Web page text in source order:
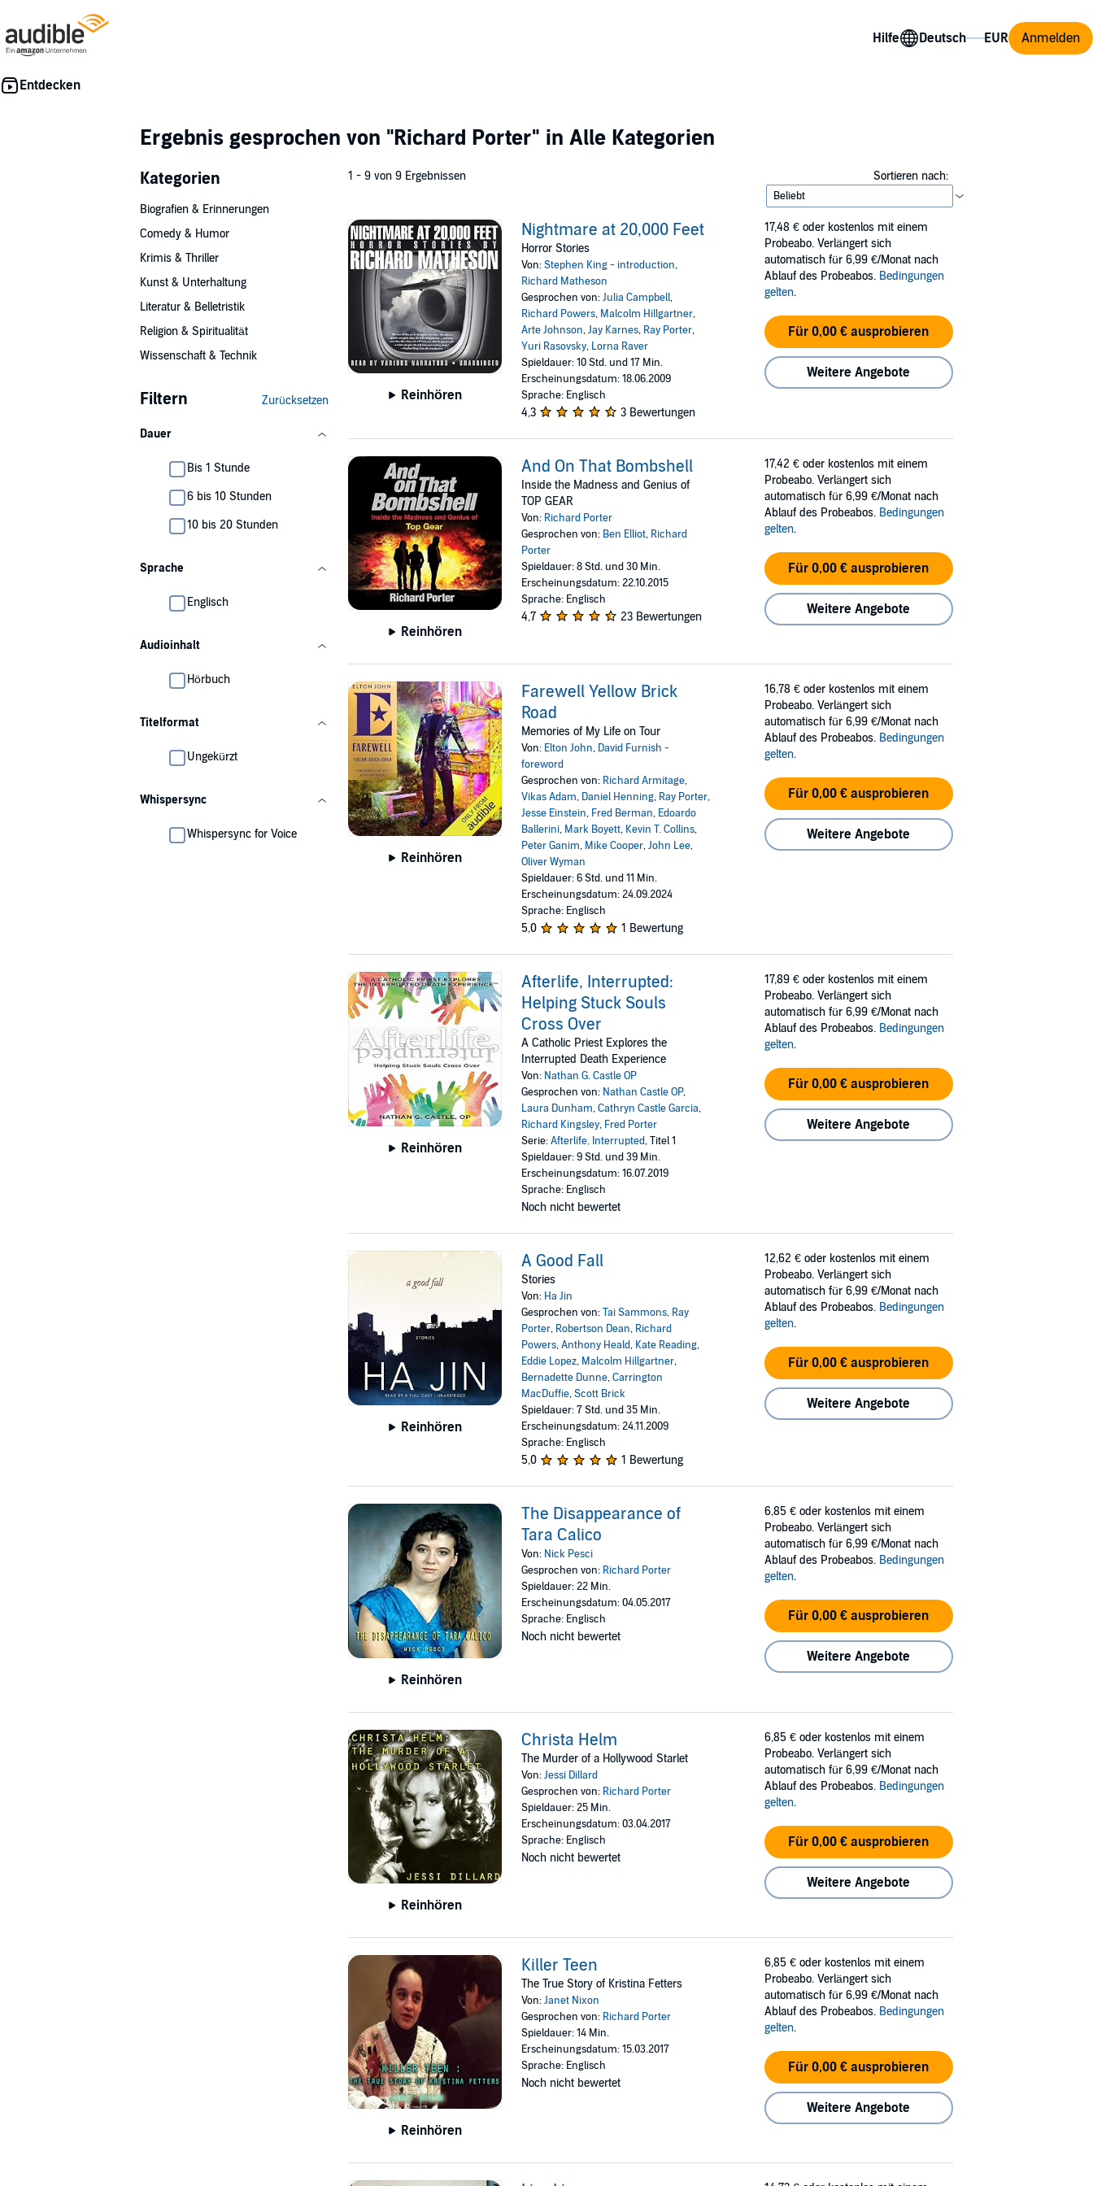
Hilfe Anmelden
Ergebnis gesprochen von "Richard Porter" in Alle Kategorien
Kategorien
Biografien & Erinnerungen
Comedy & Humor
Krimis & Thriller
Kunst & Unterhaltung
Literatur & Belletristik
Religion & Spiritualität
Wissenschaft & Technik
Filtern Zurücksetzen
Dauer
Bis 1 Stunde
6 bis 10 Stunden
10 bis 20 Stunden
Sprache
Englisch
Audioinhalt
Hörbuch
Titelformat
Ungekürzt
Whispersync
Whispersync for Voice
1 - 9 von 9 Ergebnissen Sortieren nach:
Reinhören
Nightmare at 20,000 Feet
Horror Stories
Von:Stephen King - introduction,
Richard Matheson
Gesprochen von:Julia Campbell,
Richard Powers, Malcolm Hillgartner,
Arte Johnson,Jay Karnes, Ray Porter,
Yuri Rasovsky, Lorna Raver
Spieldauer: 10 Std. und 17 Min.
Erscheinungsdatum: 18.06.2009
Sprache: Englisch
4,3 3 Bewertungen
17,48 € oder kostenlos mit einem
Probeabo. Verlängert sich
automatisch für 6,99 €/Monat nach
Ablauf des Probeabos. Bedingungen
gelten.
Für 0,00 € ausprobieren
Weitere Angebote
Reinhören
And On That Bombshell
Inside the Madness and Genius of
TOP GEAR
Von: Richard Porter
Gesprochen von: Ben Elliot, Richard
Porter
Spieldauer: 8 Std. und 30 Min.
Erscheinungsdatum: 22.10.2015
Sprache: Englisch
4,7 23 Bewertungen
17,42 € oder kostenlos mit einem
Probeabo. Verlängert sich
automatisch für 6,99 €/Monat nach
Ablauf des Probeabos. Bedingungen
gelten.
Für 0,00 € ausprobieren
Weitere Angebote
Reinhören
Farewell Yellow Brick
Road
Memories of My Life on Tour
Von: Elton John, David Furnish -
foreword
Gesprochen von: Richard Armitage,
Vikas Adam, Daniel Henning, Ray Porter,
Jesse Einstein, Fred Berman, Edoardo
Ballerini, Mark Boyett, Kevin T. Collins,
Peter Ganim, Mike Cooper,John Lee,
Oliver Wyman
Spieldauer: 6 Std. und 11 Min.
Erscheinungsdatum: 24.09.2024
Sprache: Englisch
5,0 1 Bewertung
16,78 € oder kostenlos mit einem
Probeabo. Verlängert sich
automatisch für 6,99 €/Monat nach
Ablauf des Probeabos. Bedingungen
gelten.
Für 0,00 € ausprobieren
Weitere Angebote
Reinhören
Afterlife, Interrupted:
Helping Stuck Souls
Cross Over
A Catholic Priest Explores the
Interrupted Death Experience
Von: Nathan G. Castle OP
Gesprochen von: Nathan Castle OP,
Laura Dunham,Cathryn Castle Garcia,
Richard Kingsley, Fred Porter
Serie:Afterlife, Interrupted, Titel 1
Spieldauer: 9 Std. und 39 Min.
Erscheinungsdatum: 16.07.2019
Sprache: Englisch
Noch nicht bewertet
17,89 € oder kostenlos mit einem
Probeabo. Verlängert sich
automatisch für 6,99 €/Monat nach
Ablauf des Probeabos. Bedingungen
gelten.
Für 0,00 € ausprobieren
Weitere Angebote
Reinhören
A Good Fall
Stories
Von: Ha Jin
Gesprochen von:Tai Sammons, Ray
Porter, Robertson Dean, Richard
Powers,Anthony Heald, Kate Reading,
Eddie Lopez, Malcolm Hillgartner,
Bernadette Dunne,Carrington
MacDuffie,Scott Brick
Spieldauer: 7 Std. und 35 Min.
Erscheinungsdatum: 24.11.2009
Sprache: Englisch
5,0 1 Bewertung
12,62 € oder kostenlos mit einem
Probeabo. Verlängert sich
automatisch für 6,99 €/Monat nach
Ablauf des Probeabos. Bedingungen
gelten.
Für 0,00 € ausprobieren
Weitere Angebote
Reinhören
The Disappearance of
Tara Calico
Von: Nick Pesci
Gesprochen von: Richard Porter
Spieldauer: 22 Min.
Erscheinungsdatum: 04.05.2017
Sprache: Englisch
Noch nicht bewertet
6,85 € oder kostenlos mit einem
Probeabo. Verlängert sich
automatisch für 6,99 €/Monat nach
Ablauf des Probeabos. Bedingungen
gelten.
Für 0,00 € ausprobieren
Weitere Angebote
Reinhören
Christa Helm
The Murder of a Hollywood Starlet
Von:Jessi Dillard
Gesprochen von: Richard Porter
Spieldauer: 25 Min.
Erscheinungsdatum: 03.04.2017
Sprache: Englisch
Noch nicht bewertet
6,85 € oder kostenlos mit einem
Probeabo. Verlängert sich
automatisch für 6,99 €/Monat nach
Ablauf des Probeabos. Bedingungen
gelten.
Für 0,00 € ausprobieren
Weitere Angebote
Reinhören
Killer Teen
The True Story of Kristina Fetters
Von:Janet Nixon
Gesprochen von: Richard Porter
Spieldauer: 14 Min.
Erscheinungsdatum: 15.03.2017
Sprache: Englisch
Noch nicht bewertet
6,85 € oder kostenlos mit einem
Probeabo. Verlängert sich
automatisch für 6,99 €/Monat nach
Ablauf des Probeabos. Bedingungen
gelten.
Für 0,00 € ausprobieren
Weitere Angebote